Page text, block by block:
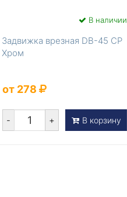
В наличии
Задвижка врезная DB-45 CP
Хром
от 278
- + В корзину